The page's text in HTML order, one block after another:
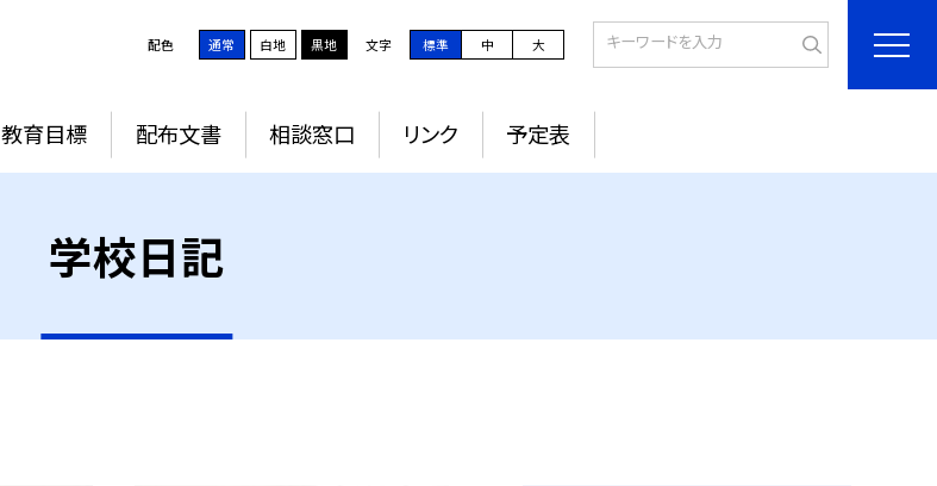
配色 通常 白地 黒地 文字 標準 中 大
教育目標 配布文書 相談窓口 リンク 予定表
学校日記